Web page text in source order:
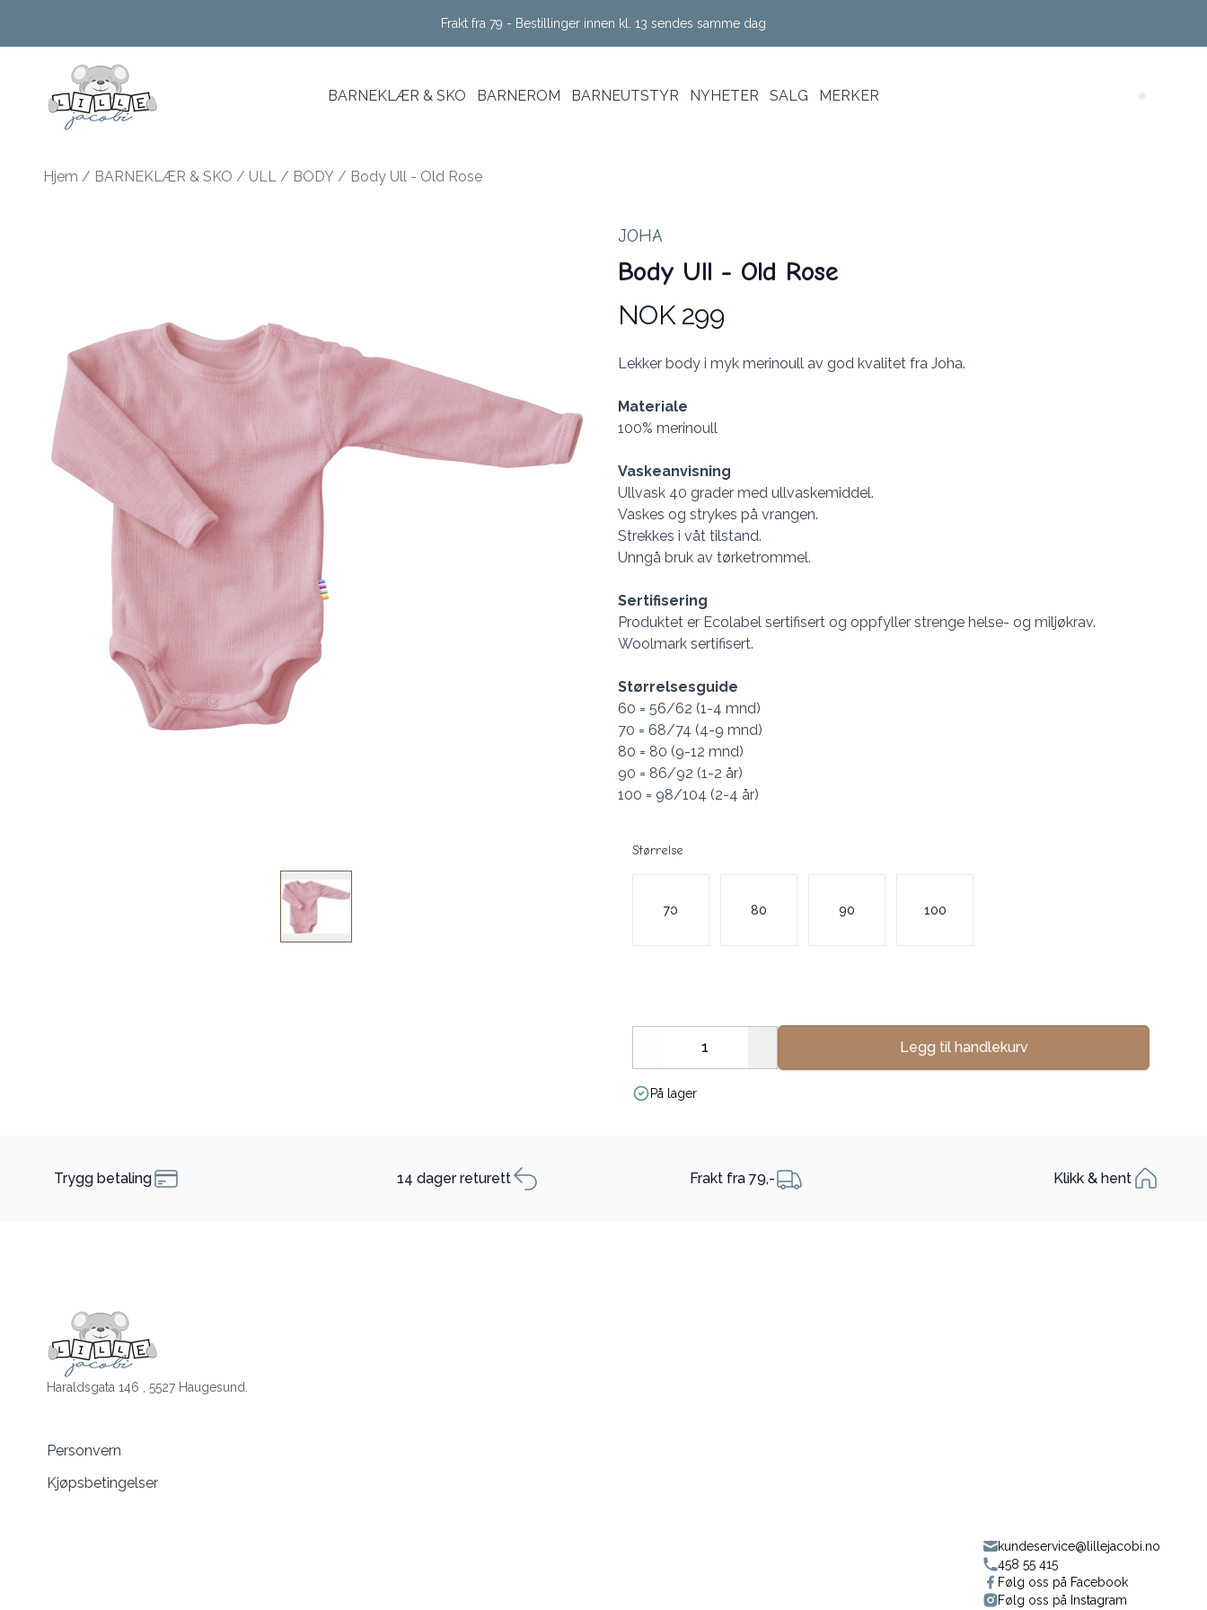
Frakt fra 79 - Bestillinger innen kl. 13 sendes samme dag
BARNEKLÆR & SKO BARNEROM BARNEUTSTYR NYHETER SALG MERKER
Hjem / BARNEKLÆR & SKO / ULL / BODY / Body Ull - Old Rose
JOHA
Body Ull - Old Rose
Produktdetaljer
NOK 299
Description
Lekker body i myk merinoull av god kvalitet fra Joha.
Materiale
100% merinoull
Vaskeanvisning
Ullvask 40 grader med ullvaskemiddel.
Vaskes og strykes på vrangen.
Strekkes i våt tilstand.
Unngå bruk av tørketrommel.
Sertifisering
Produktet er Ecolabel sertifisert og oppfyller strenge helse- og miljøkrav.
Woolmark sertifisert.
Størrelsesguide
60 = 56/62 (1-4 mnd)
70 = 68/74 (4-9 mnd)
80 = 80 (9-12 mnd)
90 = 86/92 (1-2 år)
100 = 98/104 (2-4 år)
Størrelse
Velg en Størrelse
70 80 90 100
Decrease
Legg til handlekurv
På lager
Trygg betaling 14 dager returett Frakt fra 79,- Klikk & hent
Haraldsgata 146 , 5527 Haugesund.
Personvern
Kjøpsbetingelser
kundeservice@lillejacobi.no
458 55 415
Følg oss på Facebook
Følg oss på Instagram